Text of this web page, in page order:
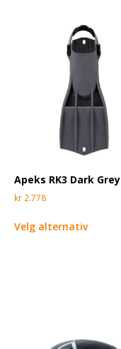
Apeks RK3 Dark Grey
kr 2.778
Velg alternativ